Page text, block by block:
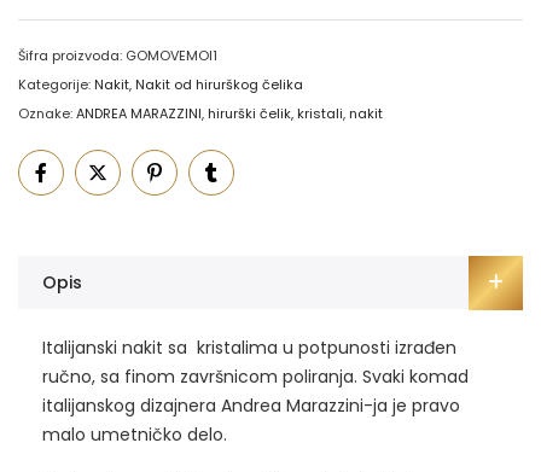
Šifra proizvoda: GOMOVEMOI1
Kategorije: Nakit, Nakit od hirurškog čelika
Oznake:ANDREA MARAZZINI, hirurški čelik, kristali, nakit
Opis
Italijanski nakit sa kristalima u potpunosti izrađen
ručno, sa finom završnicom poliranja. Svaki komad
italijanskog dizajnera Andrea Marazzini-ja je pravo
malo umetničko delo.